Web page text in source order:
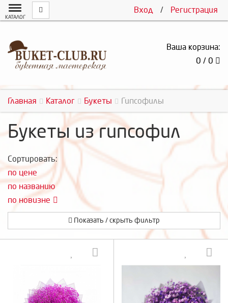
Вход / Регистрация
КАТАЛОГ
Ваша корзина:
0 / 0
Главная Каталог Букеты Гипсофилы
Букеты из гипсофил
Сортировать:
по цене
по названию
по новизне
Показать / скрыть фильтр